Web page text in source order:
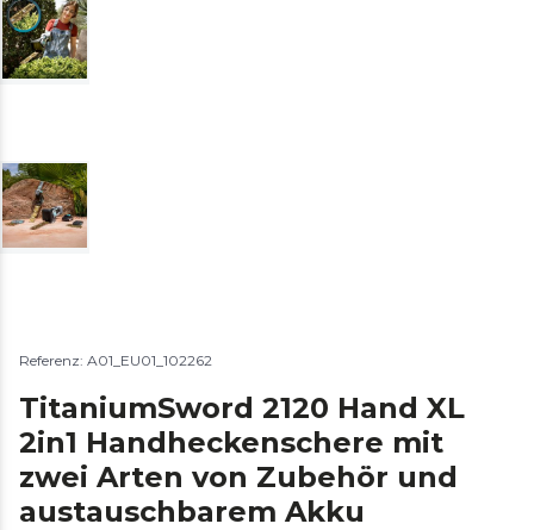
Referenz: A01_EU01_102262
TitaniumSword 2120 Hand XL
2in1 Handheckenschere mit
zwei Arten von Zubehör und
austauschbarem Akku